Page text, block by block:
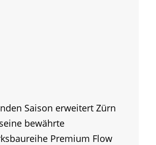
Saison erweitert Zürn
bewährte
Premium Flow